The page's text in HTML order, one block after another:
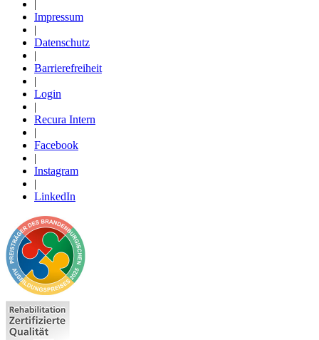
Impressum
Datenschutz
Barrierefreiheit
Login
Recura Intern
Facebook
Instagram
LinkedIn